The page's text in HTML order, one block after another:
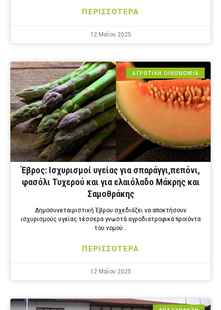
ΠΕΡΙΣΣΟΤΕΡΑ
12 Μαΐου 2025
ΑΓΡΟΤΙΚΗ ΟΙΚΟΝΟΜΙΑ
Έβρος: Ισχυρισμοί υγείας για σπαράγγι,πεπόνι,
φασόλι Τυχερού και για ελαιόλαδο Μάκρης και
Σαμοθράκης
Δημοσυνεταιριστική Έβρου σχεδιάζει να αποκτήσουν
ισχυρισμούς υγείας τέσσερα γνωστά αγροδιατροφικά προϊόντα
του νομού…
ΠΕΡΙΣΣΟΤΕΡΑ
12 Μαΐου 2025